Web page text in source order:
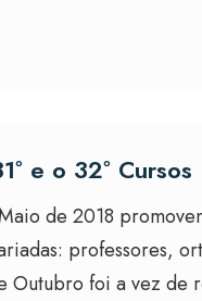
e o 32º Cursos
de 2018
professores,
Outubro foi a vez de